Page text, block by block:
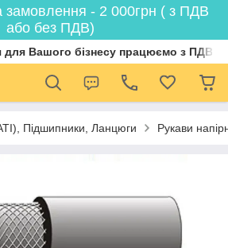
замовлення - 2 000грн ( з ПДВ
або без ПДВ)
для Вашого бізнесу працюємо з ПДВ
Пiдшипники, Ланцюги Рукави